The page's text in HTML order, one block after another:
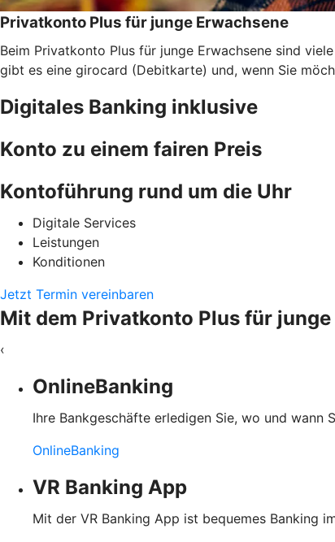
Privatkonto Plus für junge Erwachsene
Beim Privatkonto Plus für junge Erwachsene sind
gibt es eine girocard (Debitkarte) und, wenn Sie
Digitales Banking inklusive
Konto zu einem fairen Preis
Kontoführung rund um die Uhr
Digitale Services
Leistungen
Konditionen
Jetzt Termin vereinbaren
Mit dem Privatkonto Plus für
‹
OnlineBanking
Ihre Bankgeschäfte erledigen Sie, wo und wann
OnlineBanking
VR Banking App
Mit der VR Banking App ist bequemes Banking